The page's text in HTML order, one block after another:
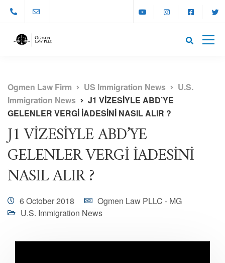
Ogmen Law Firm US Immigration News
U.S.
Immigration News
J1 VİZESİYLE ABD’YE
GELENLER VERGİ İADESİNİ NASIL ALIR ?
J1 VİZESİYLE ABD’YE
GELENLER VERGİ İADESİNİ
NASIL ALIR ?
6 October 2018
Ogmen Law PLLC - MG
U.S. Immigration News